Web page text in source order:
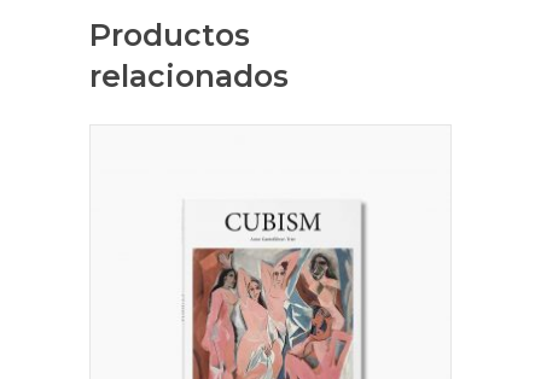
Productos
relacionados